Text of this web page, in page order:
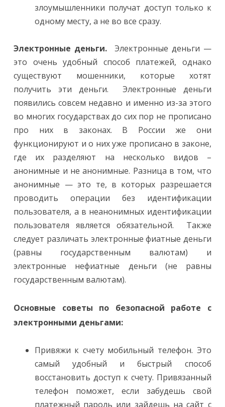
злоумышленники получат доступ только к
одному месту, а не во все сразу.
Электронные деньги.
Электронные деньги —
это очень удобный способ платежей, однако
существуют мошенники, которые хотят
получить эти деньги. Электронные деньги
появились совсем недавно и именно из-за этого
во многих государствах до сих пор не прописано
про них в законах. В России же они
функционируют и о них уже прописано в законе,
где их разделяют на несколько видов –
анонимные и не анонимные. Разница в том, что
анонимные — это те, в которых разрешается
проводить операции без идентификации
пользователя, а в неанонимных идентификации
пользователя является обязательной. Также
следует различать электронные фиатные деньги
(равны государственным валютам) и
электронные нефиатные деньги (не равны
государственным валютам).
Основные советы по безопасной работе с
электронными деньгами:
Привяжи к счету мобильный телефон. Это
самый удобный и быстрый способ
восстановить доступ к счету. Привязанный
телефон поможет, если забудешь свой
платежный пароль или зайдешь на сайт с